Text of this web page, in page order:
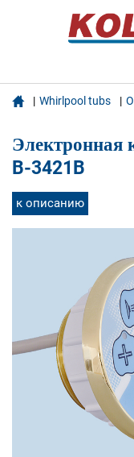
 Whirlpool tubs
Электронная
B-3421B
к описанию